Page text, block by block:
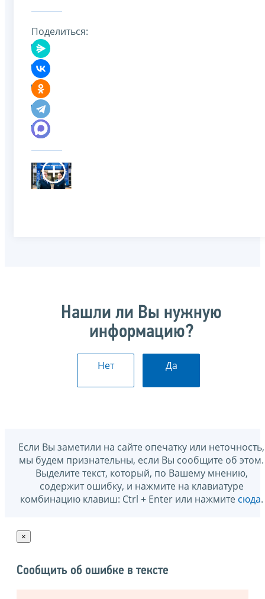
Поделиться:
Нашли ли Вы нужную
информацию?
Нет Да
Если Вы заметили на сайте опечатку или неточность,
мы будем признательны, если Вы сообщите об этом.
Выделите текст, который, по Вашему мнению,
содержит ошибку, и нажмите на клавиатуре
комбинацию клавиш: Ctrl + Enter или нажмите сюда.
×
Сообщить об ошибке в тексте